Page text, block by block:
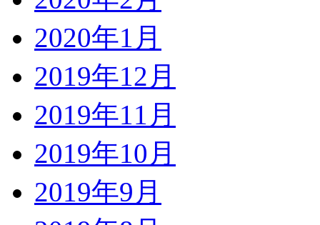
2020年1月
2019年12月
2019年11月
2019年10月
2019年9月